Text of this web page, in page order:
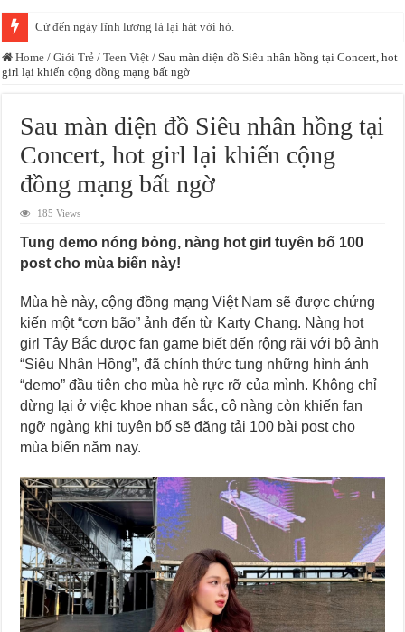
Cứ đến ngày lĩnh lương là lại hát với hò.
Diệp Phương Linh giữ vững phong độ, đều đặn “gây mê” CĐM với loạt
Home / Giới Trẻ / Teen Việt / Sau màn diện đồ Siêu nhân hồng tại Concert, hot
girl lại khiến cộng đồng mạng bất ngờ
Sau màn diện đồ Siêu nhân hồng tại
Concert, hot girl lại khiến cộng
đồng mạng bất ngờ
185 Views
Tung demo nóng bỏng, nàng hot girl tuyên bố 100
post cho mùa biển này!
Mùa hè này, cộng đồng mạng Việt Nam sẽ được chứng
kiến một “cơn bão” ảnh đến từ Karty Chang. Nàng hot
girl Tây Bắc được fan game biết đến rộng rãi với bộ ảnh
“Siêu Nhân Hồng”, đã chính thức tung những hình ảnh
“demo” đầu tiên cho mùa hè rực rỡ của mình. Không chỉ
dừng lại ở việc khoe nhan sắc, cô nàng còn khiến fan
ngỡ ngàng khi tuyên bố sẽ đăng tải 100 bài post cho
mùa biển năm nay.